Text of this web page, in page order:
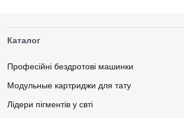
Каталог
Професійні бездротові машинки
Модульные картриджи для тату
Лідери пігментів у свті